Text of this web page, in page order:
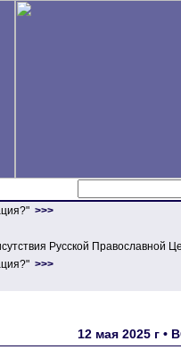
>>>
Русской Православной
>>>
12 мая 2025 г